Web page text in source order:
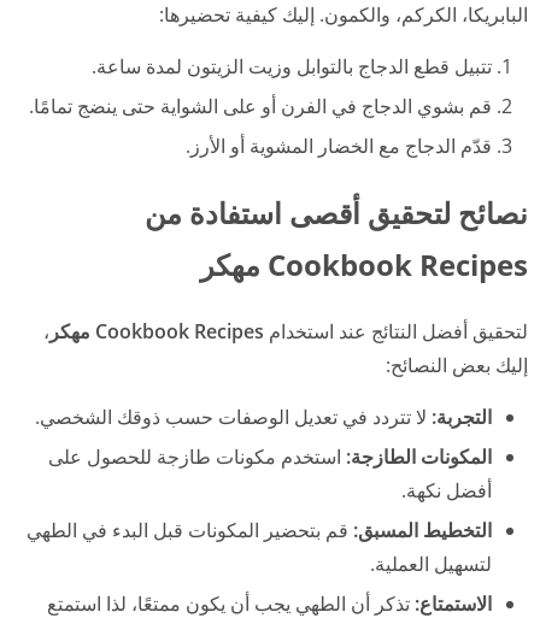
البابريكا، الكركم، والكمون. إليك كيفية تحضيرها:
تتبيل قطع الدجاج بالتوابل وزيت الزيتون لمدة ساعة.
قم بشوي الدجاج في الفرن أو على الشواية حتى ينضج تمامًا.
قدّم الدجاج مع الخضار المشوية أو الأرز.
نصائح لتحقيق أقصى استفادة من
Cookbook Recipes مهكر
لتحقيق أفضل النتائج عند استخدام Cookbook Recipes مهكر
،
إليك بعض النصائح:
التجربة: لا تتردد في تعديل الوصفات حسب ذوقك الشخصي.
المكونات الطازجة: استخدم مكونات طازجة للحصول على
أفضل نكهة.
التخطيط المسبق: قم بتحضير المكونات قبل البدء في الطهي
لتسهيل العملية.
الاستمتاع: تذكر أن الطهي يجب أن يكون ممتعًا، لذا استمتع